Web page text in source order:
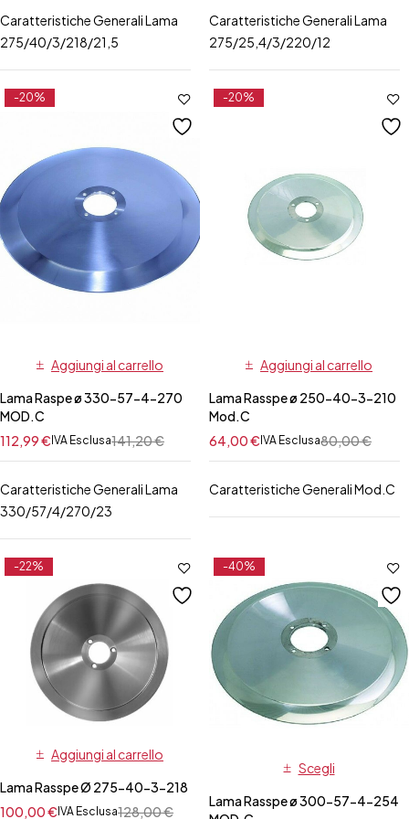
Caratteristiche Generali Lama
275/40/3/218/21,5
Caratteristiche Generali Lama
275/25,4/3/220/12
-20%
Aggiungi al carrello
Lama Raspe ø 330-57-4-270
MOD.C
141,20€
112,99€ IVA Esclusa
Caratteristiche Generali Lama
330/57/4/270/23
-20%
Aggiungi al carrello
Lama Rasspe ø 250-40-3-210
Mod.C
80,00€
64,00€ IVA Esclusa
Caratteristiche Generali Mod.C
-22%
Aggiungi al carrello
Lama Rasspe Ø 275-40-3-218
128,00€
100,00€ IVA Esclusa
-40%
Scegli
Lama Rasspe ø 300-57-4-254